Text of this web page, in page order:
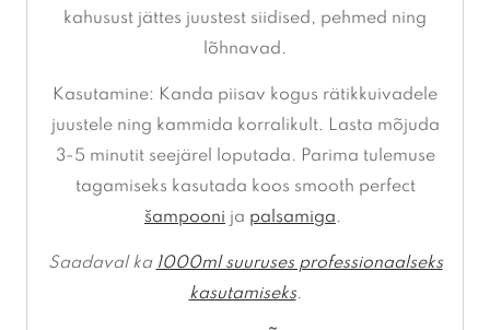
kahusust jättes juustest siidised, pehmed ning
lõhnavad.
Kasutamine: Kanda piisav kogus rätikkuivadele
juustele ning kammida korralikult. Lasta mõjuda
3-5 minutit seejärel loputada. Parima tulemuse
tagamiseks kasutada koos smooth perfect
šampooni ja palsamiga.
Saadaval ka 1000ml suuruses professionaalseks
kasutamiseks.